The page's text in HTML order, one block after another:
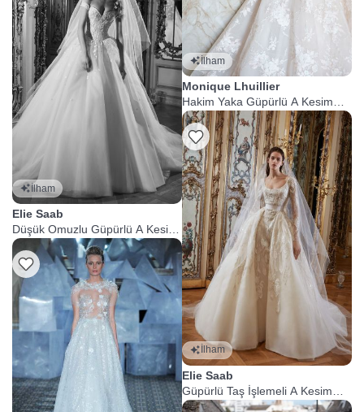
İlham
Elie Saab
Düşük Omuzlu Güpürlü A Kesim
Gelinlik
İlham
Monique Lhuillier
Hakim Yaka Güpürlü A Kesim
Gelinlik
İlham
Elie Saab
Güpürlü Taş İşlemeli A Kesim
Gelinlik